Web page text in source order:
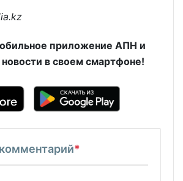
приложение АПН и
в своем смартфоне!
*